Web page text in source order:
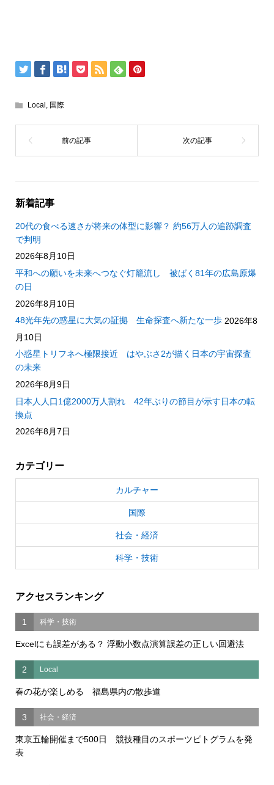
Local 国際
新着記事
20代の食べる速さが将来の体型に影響？ 約56万人の追跡調査
で判明
2026年8月10日
平和への願いを未来へつなぐ灯籠流し 被ばく81年の広島原爆
の日
2026年8月10日
48光年先の惑星に大気の証拠 生命探査へ新たな一歩 2026年8
月10日
小惑星トリフネへ極限接近 はやぶさ2が描く日本の宇宙探査
の未来
2026年8月9日
日本人人口1億2000万人割れ 42年ぶりの節目が示す日本の転
換点
2026年8月7日
カテゴリー
カルチャー
国際
社会・経済
科学・技術
アクセスランキング
1 科学・技術
Excelにも誤差がある？ 浮動小数点演算誤差の正しい回避法
2 Local
春の花が楽しめる 福島県内の散歩道
3 社会・経済
東京五輪開催まで500日 競技種目のスポーツピトグラムを発
表